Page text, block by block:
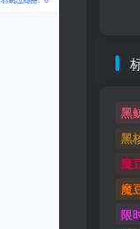
黑
黑
魔
魔
限